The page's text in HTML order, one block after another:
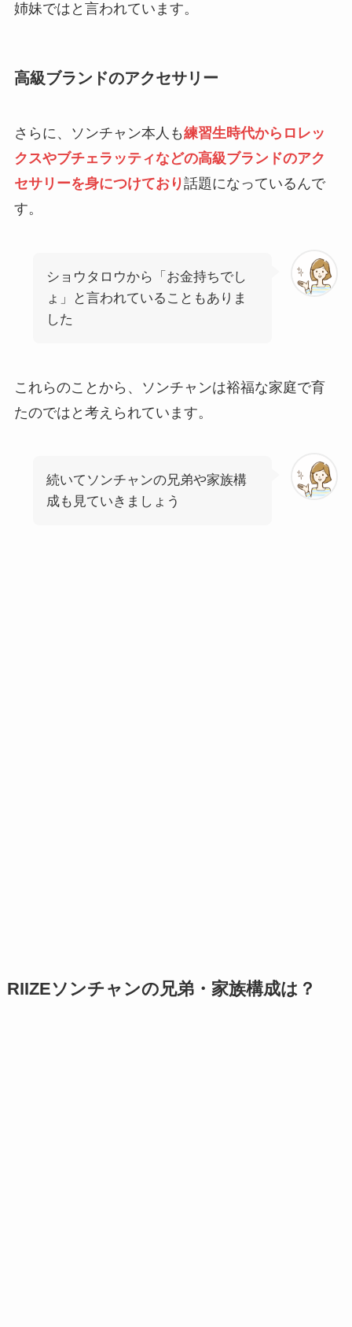
姉妹ではと言われています。
高級ブランドのアクセサリー
さらに、ソンチャン本人も練習生時代からロレッ
クスやブチェラッティなどの高級ブランドのアク
セサリーを身につけており話題になっているんで
す。
ショウタロウから「お金持ちでし
ょ」と言われていることもありま
した
これらのことから、ソンチャンは裕福な家庭で育
たのではと考えられています。
続いてソンチャンの兄弟や家族構
成も見ていきましょう
RIIZEソンチャンの兄弟・家族構成は？